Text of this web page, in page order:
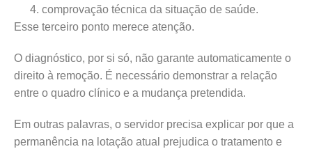
comprovação técnica da situação de saúde.
Esse terceiro ponto merece atenção.
O diagnóstico, por si só, não garante automaticamente o
direito à remoção. É necessário demonstrar a relação
entre o quadro clínico e a mudança pretendida.
Em outras palavras, o servidor precisa explicar por que a
permanência na lotação atual prejudica o tratamento e